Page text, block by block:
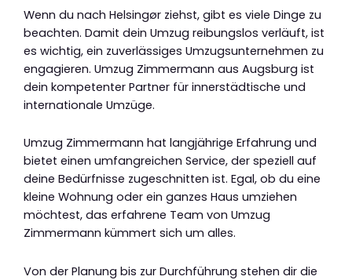
Wenn du nach Helsingør ziehst, gibt es viele Dinge zu
beachten. Damit dein Umzug reibungslos verläuft, ist
es wichtig, ein zuverlässiges Umzugsunternehmen zu
engagieren. Umzug Zimmermann aus Augsburg ist
dein kompetenter Partner für innerstädtische und
internationale Umzüge.
Umzug Zimmermann hat langjährige Erfahrung und
bietet einen umfangreichen Service, der speziell auf
deine Bedürfnisse zugeschnitten ist. Egal, ob du eine
kleine Wohnung oder ein ganzes Haus umziehen
möchtest, das erfahrene Team von Umzug
Zimmermann kümmert sich um alles.
Von der Planung bis zur Durchführung stehen dir die